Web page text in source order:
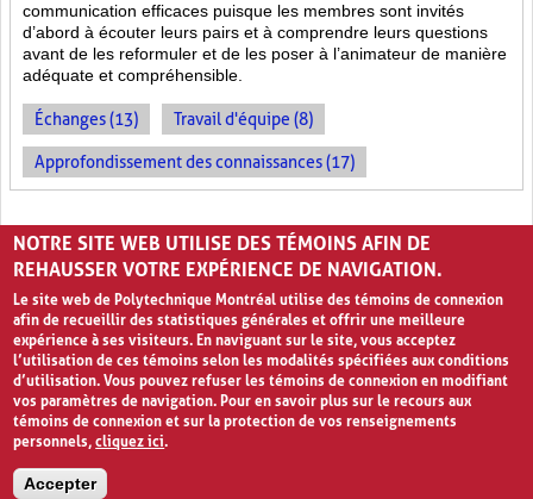
communication efficaces puisque les membres sont invités
d’abord à écouter leurs pairs et à comprendre leurs questions
avant de les reformuler et de les poser à l’animateur de manière
adéquate et compréhensible.
Échanges (13) Travail d'équipe (8)
Approfondissement des connaissances (17)
PAGES
1 2 › »
NOTRE SITE WEB UTILISE DES TÉMOINS AFIN DE
REHAUSSER VOTRE EXPÉRIENCE DE NAVIGATION.
Le site web de Polytechnique Montréal utilise des témoins de connexion
afin de recueillir des statistiques générales et offrir une meilleure
expérience à ses visiteurs. En naviguant sur le site, vous acceptez
l’utilisation de ces témoins selon les modalités spécifiées aux conditions
d’utilisation. Vous pouvez refuser les témoins de connexion en modifiant
vos paramètres de navigation. Pour en savoir plus sur le recours aux
témoins de connexion et sur la protection de vos renseignements
personnels,cliquez ici.
Accepter